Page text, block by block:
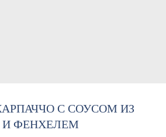
С СОУСОМ ИЗ
И ФЕНХЕЛЕМ